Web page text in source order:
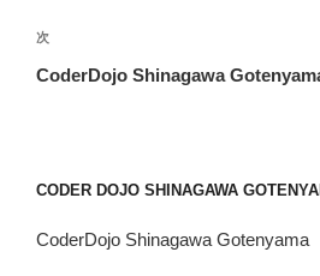
ゲ
ー
次
の
次
CoderDojo Shinagawa
CODER DOJO SHINAGAWA
CoderDojo Shinagawa Gotenyama